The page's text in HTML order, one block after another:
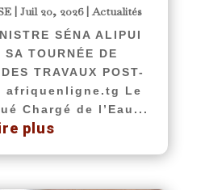
| Juil 20, 2026|Actualités
SÉNA ALIPUI
SA TOURNÉE DE
TRAVAUX POST-
afriquenligne.tg Le
Chargé de l’Eau...
plus